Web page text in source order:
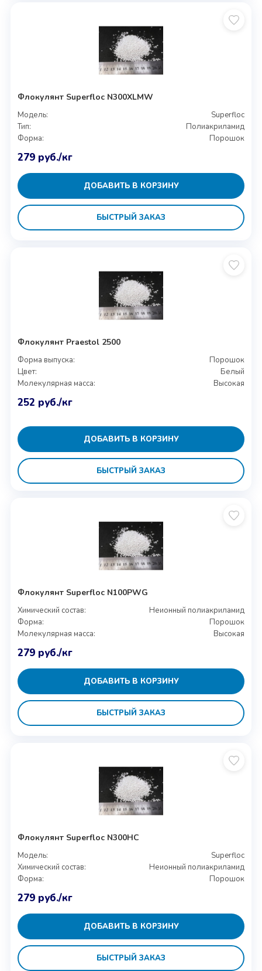
Флокулянт Superfloc N300XLMW
Модель:
Superfloc
Тип:
Полиакриламид
Форма:
Порошок
279 руб./кг
ДОБАВИТЬ В КОРЗИНУ
БЫСТРЫЙ ЗАКАЗ
Флокулянт Praestol 2500
Форма выпуска:
Порошок
Цвет:
Белый
Молекулярная масса:
Высокая
252 руб./кг
ДОБАВИТЬ В КОРЗИНУ
БЫСТРЫЙ ЗАКАЗ
Флокулянт Superfloc N100PWG
Химический состав:
Неионный полиакриламид
Форма:
Порошок
Молекулярная масса:
Высокая
279 руб./кг
ДОБАВИТЬ В КОРЗИНУ
БЫСТРЫЙ ЗАКАЗ
Флокулянт Superfloc N300HC
Модель:
Superfloc
Химический состав:
Неионный полиакриламид
Форма:
Порошок
279 руб./кг
ДОБАВИТЬ В КОРЗИНУ
БЫСТРЫЙ ЗАКАЗ